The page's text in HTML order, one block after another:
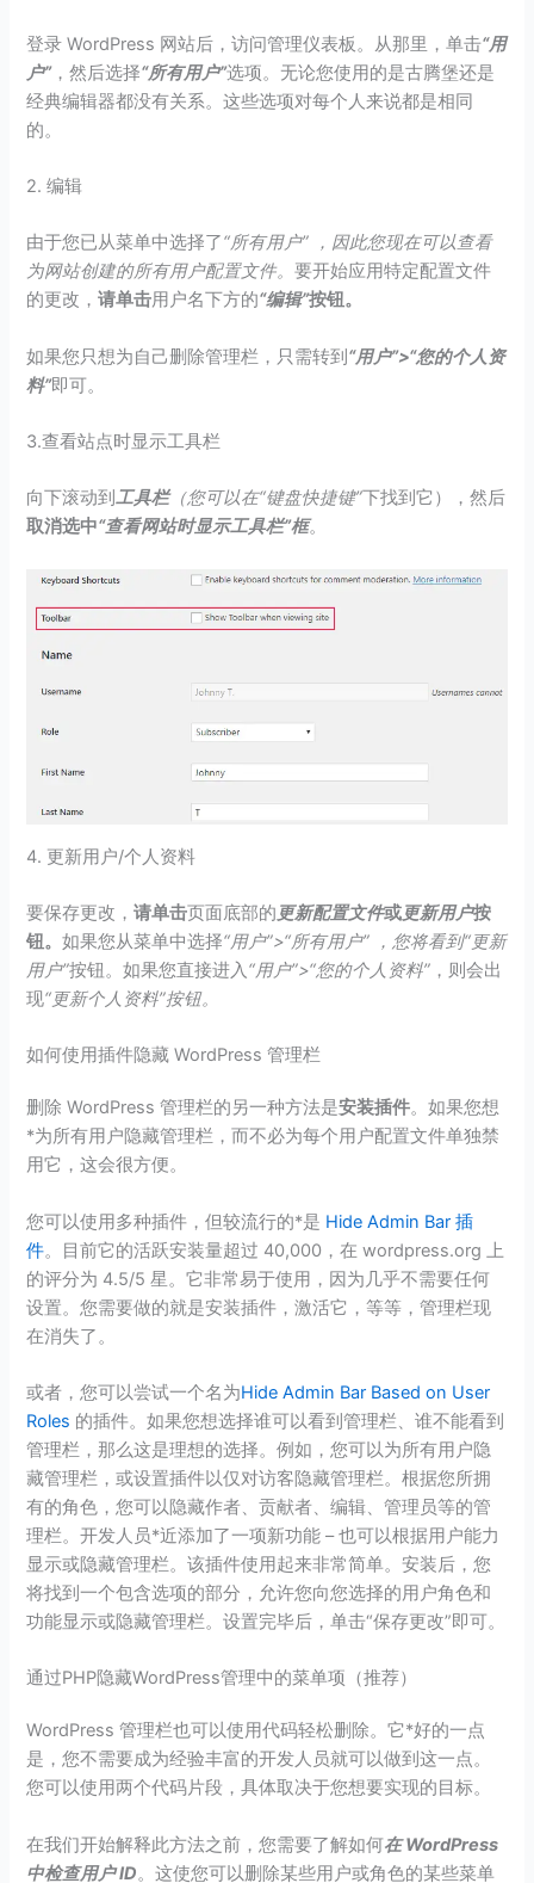
登录 WordPress 网站后，访问管理仪表板。从那里，单击“用
户”，然后选择“所有用户”选项。无论您使用的是古腾堡还是
经典编辑器都没有关系。这些选项对每个人来说都是相同
的。
2. 编辑
由于您已从菜单中选择了“所有用户” ，因此您现在可以查看
为网站创建的所有用户配置文件。要开始应用特定配置文件
的更改，请单击用户名下方的“编辑”按钮。
如果您只想为自己删除管理栏，只需转到 “用户”>“您的个人资
料”即可。
3.查看站点时显示工具栏
向下滚动到工具栏（您可以在“键盘快捷键”下找到它），然后
取消选中“查看网站时显示工具栏”框。
4. 更新用户/个人资料
要保存更改，请单击页面底部的 更新配置文件或更新用户按
钮。如果您从菜单中选择“用户”>“所有用户” ，您将看到“更新
用户”按钮。如果您直接进入“用户”>“您的个人资料” ，则会出
现“更新个人资料”按钮。
如何使用插件隐藏 WordPress 管理栏
删除 WordPress 管理栏的另一种方法是安装插件。如果您想
*为所有用户隐藏管理栏，而不必为每个用户配置文件单独禁
用它，这会很方便。
您可以使用多种插件，但较流行的*是 Hide Admin Bar 插
件。目前它的活跃安装量超过 40,000，在 wordpress.org 上
的评分为 4.5/5 星。它非常易于使用，因为几乎不需要任何
设置。您需要做的就是安装插件，激活它，等等，管理栏现
在消失了。
或者，您可以尝试一个名为Hide Admin Bar Based on User
Roles 的插件。如果您想选择谁可以看到管理栏、谁不能看到
管理栏，那么这是理想的选择。例如，您可以为所有用户隐
藏管理栏，或设置插件以仅对访客隐藏管理栏。根据您所拥
有的角色，您可以隐藏作者、贡献者、编辑、管理员等的管
理栏。开发人员*近添加了一项新功能 – 也可以根据用户能力
显示或隐藏管理栏。该插件使用起来非常简单。安装后，您
将找到一个包含选项的部分，允许您向您选择的用户角色和
功能显示或隐藏管理栏。设置完毕后，单击“保存更改”即可。
通过PHP隐藏WordPress管理中的菜单项（推荐）
WordPress 管理栏也可以使用代码轻松删除。它*好的一点
是，您不需要成为经验丰富的开发人员就可以做到这一点。
您可以使用两个代码片段，具体取决于您想要实现的目标。
在我们开始解释此方法之前，您需要了解如何在 WordPress
中检查用户 ID。这使您可以删除某些用户或角色的某些菜单